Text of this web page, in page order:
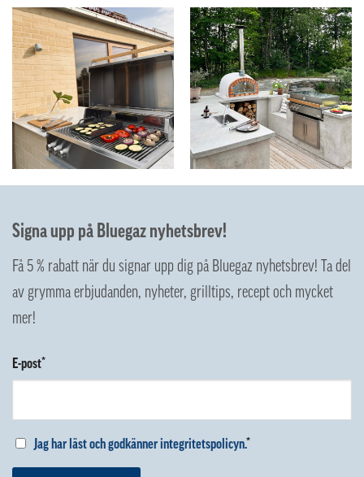
Signa upp på Bluegaz nyhetsbrev!
Få 5 % rabatt när du signar upp dig på Bluegaz nyhetsbrev! Ta del
av grymma erbjudanden, nyheter, grilltips, recept och mycket
mer!
E-post*
Jag har läst och godkänner integritetspolicyn.*